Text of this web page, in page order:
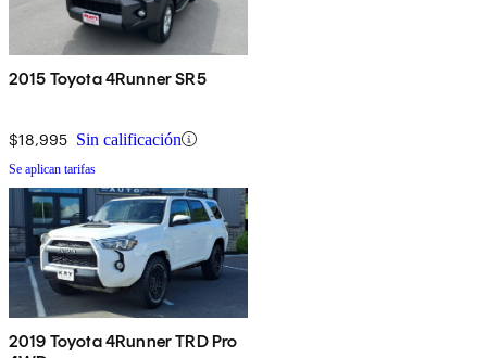
2015 Toyota 4Runner SR5
$18,995 Sin calificación
Se aplican tarifas
2019 Toyota 4Runner TRD Pro